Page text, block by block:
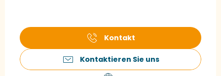
Kontakt
Kontaktieren Sie uns